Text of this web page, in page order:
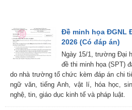
Đề minh họa ĐGNL
2026 (Có đáp án)
Ngày 15/1, trường Đại
đề thi minh họa (SPT)
do nhà trường tổ chức kèm đáp án chi
ngữ văn, tiếng Anh, vật lí, hóa học,
nghệ, tin, giáo dục kinh tế và pháp luật.